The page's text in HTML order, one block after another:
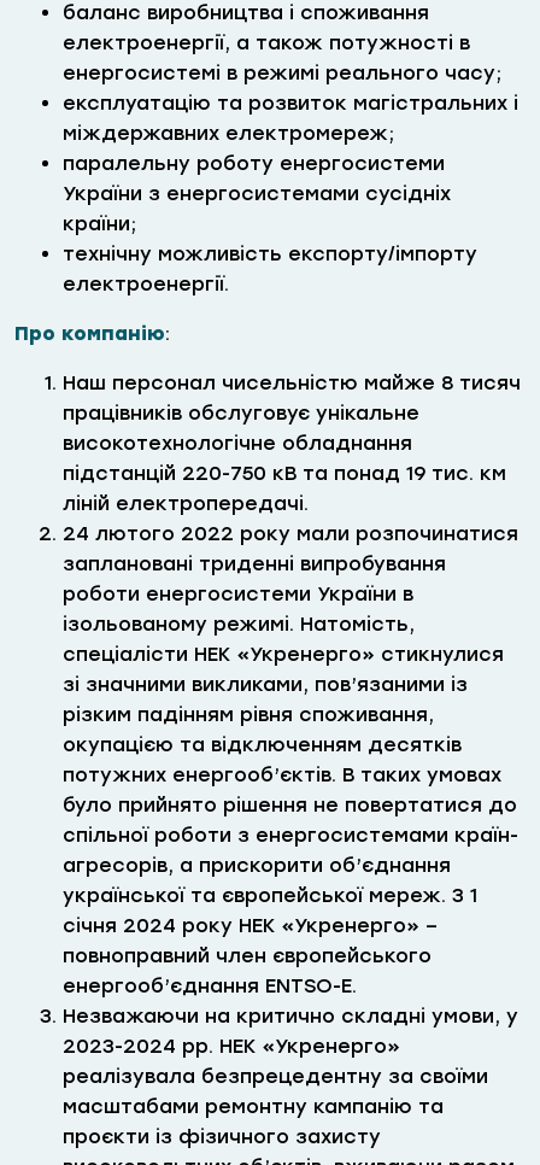
баланс виробництва і споживання
електроенергії, а також потужності в
енергосистемі в режимі реального часу;
експлуатацію та розвиток магістральних і
міждержавних електромереж;
паралельну роботу енергосистеми
України з енергосистемами сусідніх
країни;
технічну можливість експорту/імпорту
електроенергії.
Про компанію:
Наш персонал чисельністю майже 8 тисяч
працівників обслуговує унікальне
високотехнологічне обладнання
підстанцій 220-750 кВ та понад 19 тис. км
ліній електропередачі.
24 лютого 2022 року мали розпочинатися
заплановані триденні випробування
роботи енергосистеми України в
ізольованому режимі. Натомість,
спеціалісти НЕК «Укренерго» стикнулися
зі значними викликами, пов’язаними із
різким падінням рівня споживання,
окупацією та відключенням десятків
потужних енергооб’єктів. В таких умовах
було прийнято рішення не повертатися до
спільної роботи з енергосистемами країн-
агресорів, а прискорити об’єднання
української та європейської мереж. З 1
січня 2024 року НЕК «Укренерго» –
повноправний член європейського
енергооб’єднання ENTSO-E.
Незважаючи на критично складні умови, у
2023-2024 рр. НЕК «Укренерго»
реалізувала безпрецедентну за своїми
масштабами ремонтну кампанію та
проєкти із фізичного захисту